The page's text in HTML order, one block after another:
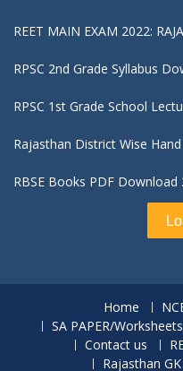
REET MAIN EXAM 2022:
RPSC
RPSC 1st Grade School
Rajasthan District Wise
RBSE Books PDF
Home
SA PAPER/Worksheets
Contact us
Rajasthan